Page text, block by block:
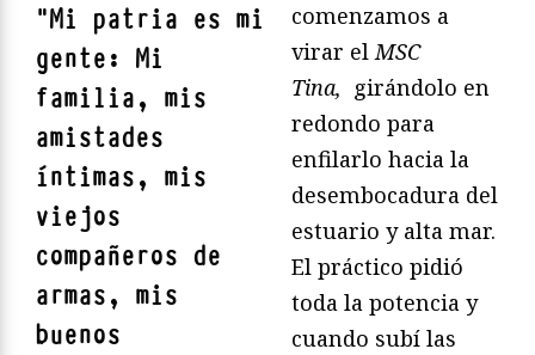
"Mi patria es mi
gente: Mi
familia, mis
amistades
íntimas, mis
viejos
compañeros de
armas, mis
buenos
comenzamos a
virar elMSC
Tina, girándolo en
redondo para
enfilarlo hacia la
desembocadura del
estuario y alta mar.
El práctico pidió
toda la potencia y
cuando subí las